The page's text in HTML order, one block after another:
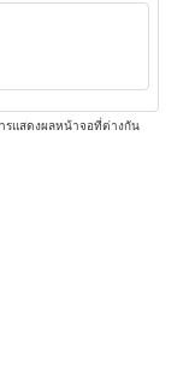
รแสดงผลหน้าจอที่ต่างกัน